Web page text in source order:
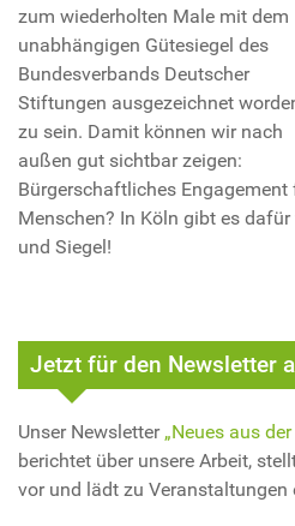
zum wiederholten Male mit dem
unabhängigen Gütesiegel des
Bundesverbands Deutscher
Stiftungen ausgezeichnet
zu sein. Damit können wir nach
außen gut sichtbar zeigen:
Bürgerschaftliches
Menschen? In Köln gibt es
und Siegel!
Jetzt für den Newsletter
Unser Newsletter „Neues aus
berichtet über unsere Arbeit,
vor und lädt zu Veranstaltungen